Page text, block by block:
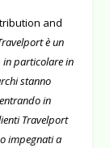
and
è un
particolare in
stanno
in
Travelport
impegnati a